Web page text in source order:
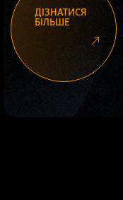
ДІЗНАТИСЯ
БІЛЬШЕ